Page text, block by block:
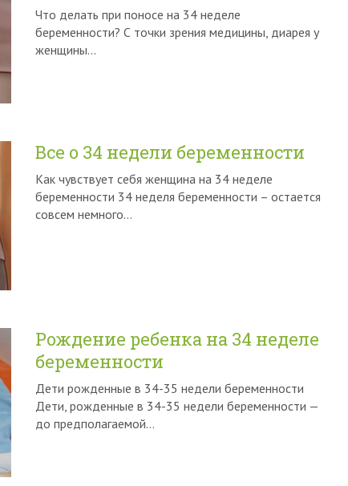
Что делать при поносе на 34 неделе
беременности? С точки зрения медицины, диарея у
женщины…
Все о 34 недели беременности
Как чувствует себя женщина на 34 неделе
беременности 34 неделя беременности – остается
совсем немного…
Рождение ребенка на 34 неделе
беременности
Дети рожденные в 34-35 недели беременности
Дети, рожденные в 34-35 недели беременности —
до предполагаемой…